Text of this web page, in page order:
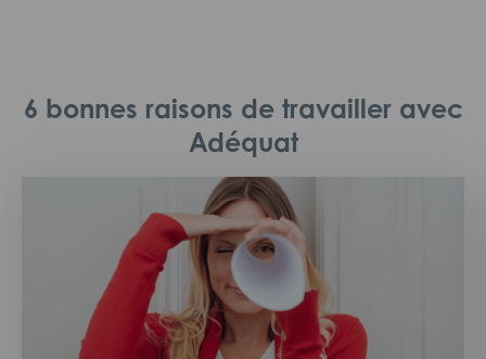
6 bonnes raisons de travailler avec
Adéquat